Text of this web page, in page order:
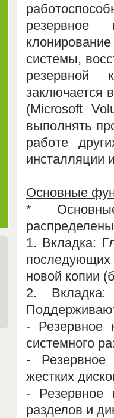
резервное
системы,
резервной
заключается
(Microsoft
выполнять
работе
инсталляции
Основные
*
1. Вкладка:
новой копии
2. Вкладка:
- Резервное
системного
- Резервное
жестких
- Резервное
разделов и